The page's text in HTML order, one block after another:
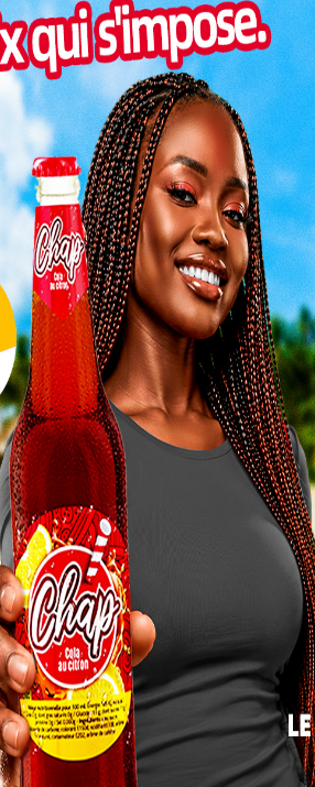
Jean Cattin, ainsi que son copilote
commémoré par un moment de
le cinquantième anniversaire de cet
en présence du chef de l’État, Faure
territoriale, Hodabalo
ou son représentant déposera la
similaire aura lieu à Lomé, à
observé dans les chefs-lieux de